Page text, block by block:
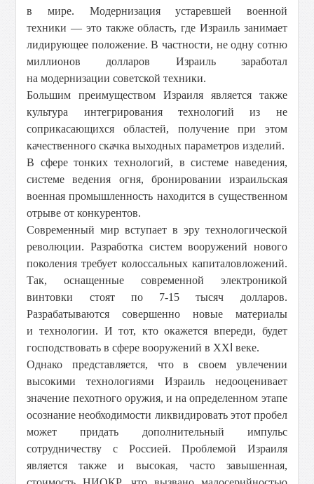
в мире. Модернизация устаревшей военной
техники — это также область, где Израиль занимает
лидирующее положение. В частности, не одну сотню
миллионов долларов Израиль заработал
на модернизации советской техники.
Большим преимуществом Израиля является также
культура интегрирования технологий из не
соприкасающихся областей, получение при этом
качественного скачка выходных параметров изделий.
В сфере тонких технологий, в системе наведения,
системе ведения огня, бронировании израильская
военная промышленность находится в существенном
отрыве от конкурентов.
Современный мир вступает в эру технологической
революции. Разработка систем вооружений нового
поколения требует колоссальных капиталовложений.
Так, оснащенные современной электроникой
винтовки стоят по 7-15 тысяч долларов.
Разрабатываются совершенно новые материалы
и технологии. И тот, кто окажется впереди, будет
господствовать в сфере вооружений в ХХ веке.
Однако представляется, что в своем увлечении
высокими технологиями Израиль недооценивает
значение пехотного оружия, и на определенном этапе
осознание необходимости ликвидировать этот пробел
может придать дополнительный импульс
сотрудничеству с Россией. Проблемой Израиля
является также и высокая, часто завышенная,